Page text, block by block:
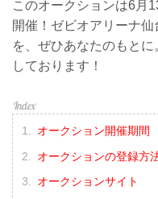
このオークションは6月
開催！ゼビオアリーナ
を、ぜひあなたのもと
しております！
オークション開催期間
オークションの登録方
オークションサイト